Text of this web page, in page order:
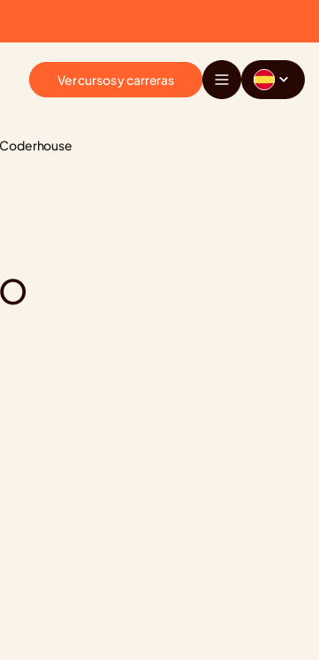
Ver cursos y carreras